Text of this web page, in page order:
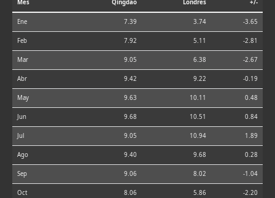
Mes Qingdao Londres +/-
Ene 7.39 3.74 -3.65
Feb 7.92 5.11 -2.81
Mar 9.05 6.38 -2.67
Abr 9.42 9.22 -0.19
May 9.63 10.11 0.48
Jun 9.68 10.51 0.84
Jul 9.05 10.94 1.89
Ago 9.40 9.68 0.28
Sep 9.06 8.02 -1.04
Oct 8.06 5.86 -2.20